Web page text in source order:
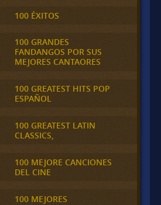
100 ÉXITOS
100 GRANDES
FANDANGOS POR SUS
MEJORES CANTAORES
100 GREATEST HITS POP
ESPAÑOL
100 GREATEST LATIN
CLASSICS,
100 MEJORE CANCIONES
DEL CINE
100 MEJORES